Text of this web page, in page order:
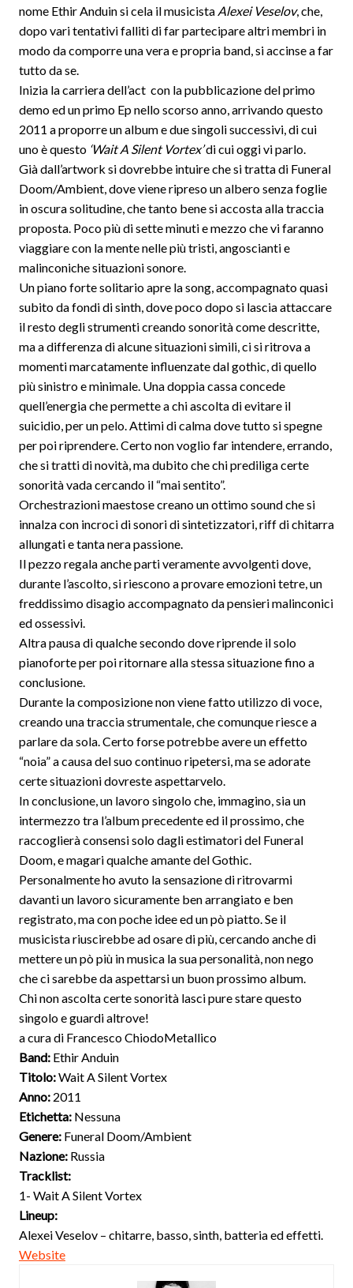
nome Ethir Anduin si cela il musicista Alexei Veselov, che,
dopo vari tentativi falliti di far partecipare altri membri in
modo da comporre una vera e propria band, si accinse a far
tutto da se.
Inizia la carriera dell’act con la pubblicazione delprimo
demo ed un primo Ep nello scorso anno, arrivando questo
2011 a proporre un album e due singoli successivi, di cui
uno è questo ‘Wait A Silent Vortex’di cui oggi vi parlo.
Già dall’artwork si dovrebbe intuire che si tratta di Funeral
Doom/Ambient, dove viene ripreso un albero senza foglie
in oscura solitudine, che tanto bene si accosta alla traccia
proposta. Poco più di sette minuti e mezzo che vi faranno
viaggiare con la mente nelle più tristi, angoscianti e
malinconiche situazioni sonore.
Un piano forte solitario apre la song, accompagnato quasi
subito da fondi di sinth, dove poco dopo si lascia attaccare
il resto degli strumenti creando sonorità come descritte,
ma a differenza di alcune situazioni simili, ci si ritrova a
momenti marcatamente influenzate dal gothic, di quello
più sinistro e minimale. Una doppia cassa concede
quell’energia che permette a chi ascolta di evitare il
suicidio, per un pelo. Attimi di calma dove tutto si spegne
per poi riprendere. Certo non voglio far intendere, errando,
che si tratti di novità, ma dubito che chi prediliga certe
sonorità vada cercando il “mai sentito”.
Orchestrazioni maestose creano un ottimo sound che si
innalza con incroci di sonori di sintetizzatori, riff di chitarra
allungati e tanta nera passione.
Il pezzo regala anche parti veramente avvolgenti dove,
durante l’ascolto, si riescono a provare emozioni tetre, un
freddissimo disagio accompagnato da pensieri malinconici
ed ossessivi.
Altra pausa di qualche secondo dove riprende il solo
pianoforte per poi ritornare alla stessa situazione fino a
conclusione.
Durante la composizione non viene fatto utilizzo di voce,
creando una traccia strumentale, che comunque riesce a
parlare da sola. Certo forse potrebbe avere un effetto
“noia” a causa del suo continuo ripetersi, ma se adorate
certe situazioni dovreste aspettarvelo.
In conclusione, un lavoro singolo che, immagino, sia un
intermezzo tra l’album precedente ed il prossimo, che
raccoglierà consensi solo dagli estimatori del Funeral
Doom, e magari qualche amante del Gothic.
Personalmente ho avuto la sensazione di ritrovarmi
davanti un lavoro sicuramente ben arrangiato e ben
registrato, ma con poche idee ed un pò piatto. Se il
musicista riuscirebbe ad osare di più, cercando anche di
mettere un pò più in musica la sua personalità, non nego
che ci sarebbe da aspettarsi un buon prossimo album.
Chi non ascolta certe sonorità lasci pure stare questo
singolo e guardi altrove!
a cura di Francesco ChiodoMetallico
Band:Ethir Anduin
Titolo:Wait A Silent Vortex
Anno:2011
Etichetta:Nessuna
Genere:Funeral Doom/Ambient
Nazione:Russia
Tracklist:
1- Wait A Silent Vortex
Lineup:
Alexei Veselov – chitarre, basso, sinth, batteria ed effetti.
Website